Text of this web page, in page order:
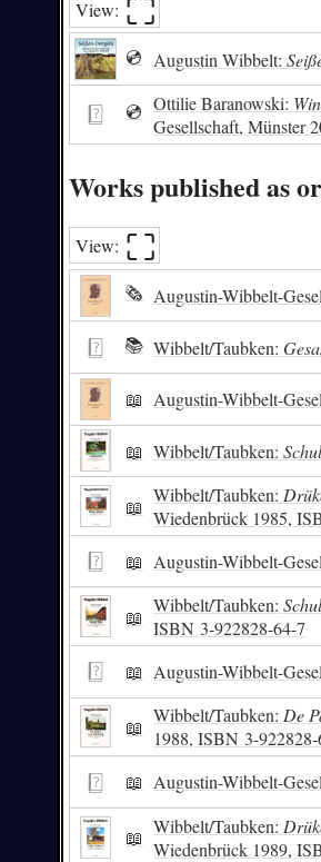
View: ⛶︎
💿 Augustin Wibbelt:
💿 Ottilie Baranowski:
Gesellschaft, Münster
Works published as
View: ⛶︎
🗞 Augustin-Wibbelt-
📚 Wibbelt/Taubken:
📖 Augustin-Wibbelt-
📖 Wibbelt/Taubken:
📖 Wibbelt/Taubken:
Wiedenbrück 1985,
📖 Augustin-Wibbelt-
📖 Wibbelt/Taubken:
ISBN 3-922828-64-7
📖 Augustin-Wibbelt-
📖 Wibbelt/Taubken: De
1988,ISBN 3-
📖 Augustin-Wibbelt-
📖 Wibbelt/Taubken:
Wiedenbrück 1989,